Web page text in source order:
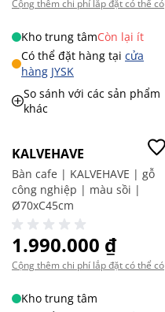
Cộng thêm chi phí lắp đặt có thể có
Kho trung tâmCòn lại ít
Có thể đặt hàng tại cửa
hàng JYSK
So sánh với các sản phẩm
khác
KALVEHAVE
Bàn cafe | KALVEHAVE | gỗ
công nghiệp | màu sồi |
Ø70xC45cm
1.990.000 ₫
Cộng thêm chi phí lắp đặt có thể có
Kho trung tâm